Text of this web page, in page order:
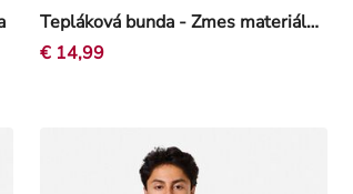
Tepláková bunda - Zmes materiálov - modra
€ 14,99